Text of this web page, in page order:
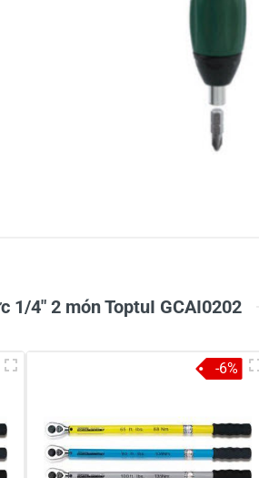
1/4" 2 món ToptuI GCAI0202
-6%